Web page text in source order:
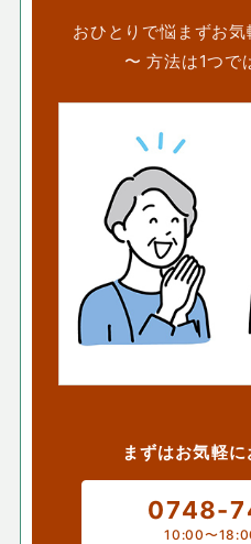
おひとりで悩まずお気
〜 方法は1つで
まずはお気軽
0748-
10:00〜